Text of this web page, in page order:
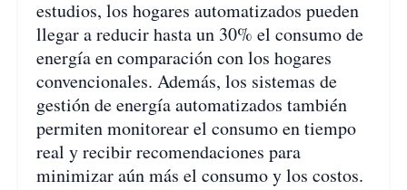
estudios, los hogares automatizados pueden
llegar a reducir hasta un 30% el consumo de
energía en comparación con los hogares
convencionales. Además, los sistemas de
gestión de energía automatizados también
permiten monitorear el consumo en tiempo
real y recibir recomendaciones para
minimizar aún más el consumo y los costos.